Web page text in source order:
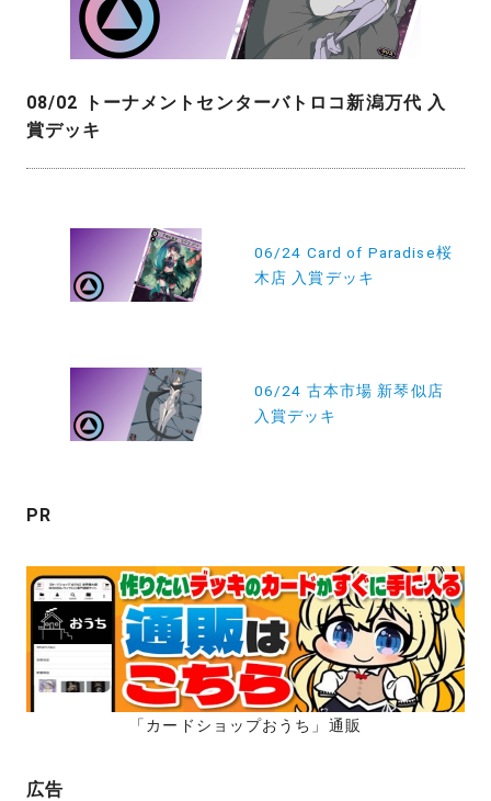
08/02 トーナメントセンターバトロコ新潟万代 入
賞デッキ
ン
06/24 Card of Paradise桜
木店 入賞デッキ
06/24 古本市場 新琴似店
入賞デッキ
PR
「カードショップおうち」通販
広告